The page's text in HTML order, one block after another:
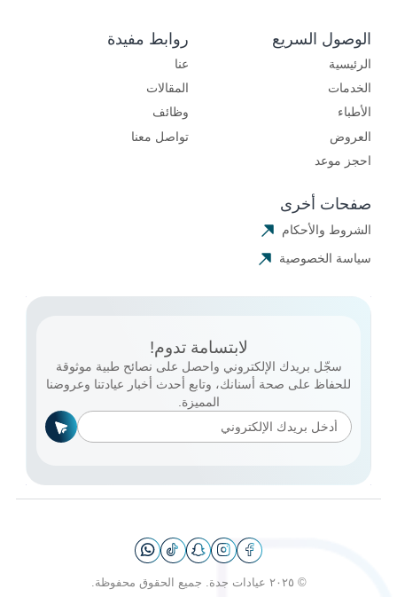
الوصول السريع
الرئيسية
الخدمات
الأطباء
العروض
احجز موعد
روابط مفيدة
عنا
المقالات
وظائف
تواصل معنا
صفحات أخرى
الشروط والأحكام
سياسة الخصوصية
لابتسامة تدوم!
سجّل بريدك الإلكتروني واحصل على نصائح طبية موثوقة
للحفاظ على صحة أسنانك، وتابع أحدث أخبار عيادتنا وعروضنا
المميزة.
© ٢٠٢٥ عيادات جدة. جميع الحقوق محفوظة.